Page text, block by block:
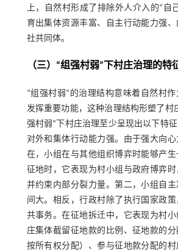
上，自然村形成了排除外人介入的“自
育出集体资源丰富、自主行动能力强
社共同体。
（三）“组强村弱”下村庄治理的特
“组强村弱”的治理结构意味着自然村
发挥重要功能，这种治理结构形塑了村
强村弱”下村庄治理至少呈现出以下特
对外和集体行动能力强。由于强大向
在，小组在与其他组织博弈时能够产生
征地时，它表现为村小组与政府博弈
并约束内部分裂力量。第二，小组自
间大。相反，行政村除了执行国家政
共事务。在征地拆迁中，它表现为村
庄集体截留征地款的比例、征地款的
按所有权分配）、参与征地款分配的村